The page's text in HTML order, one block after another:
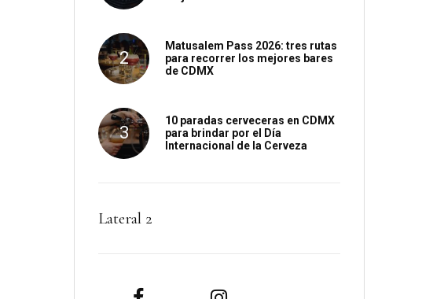
Matusalem Pass 2026: tres rutas
para recorrer los mejores bares
de CDMX
10 paradas cerveceras en CDMX
para brindar por el Día
Internacional de la Cerveza
Lateral 2